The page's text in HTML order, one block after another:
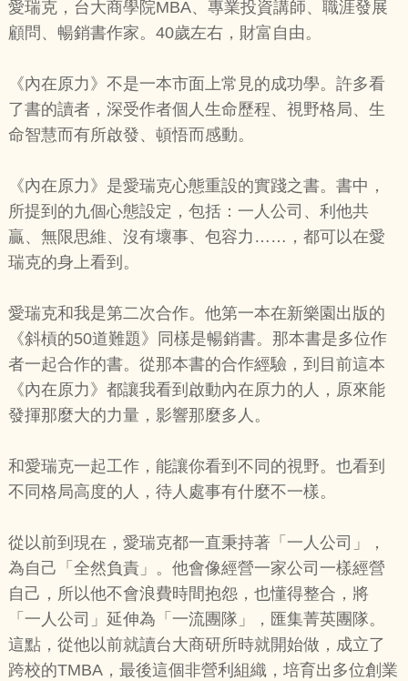
愛瑞克，台大商學院MBA、專業投資講師、職涯發展
顧問、暢銷書作家。40歲左右，財富自由。
《內在原力》不是一本市面上常見的成功學。許多看
了書的讀者，深受作者個人生命歷程、視野格局、生
命智慧而有所啟發、頓悟而感動。
《內在原力》是愛瑞克心態重設的實踐之書。書中，
所提到的九個心態設定，包括：一人公司、利他共
贏、無限思維、沒有壞事、包容力……，都可以在愛
瑞克的身上看到。
愛瑞克和我是第二次合作。他第一本在新樂園出版的
《斜槓的50道難題》同樣是暢銷書。那本書是多位作
者一起合作的書。從那本書的合作經驗，到目前這本
《內在原力》都讓我看到啟動內在原力的人，原來能
發揮那麼大的力量，影響那麼多人。
和愛瑞克一起工作，能讓你看到不同的視野。也看到
不同格局高度的人，待人處事有什麼不一樣。
從以前到現在，愛瑞克都一直秉持著「一人公司」，
為自己「全然負責」。他會像經營一家公司一樣經營
自己，所以他不會浪費時間抱怨，也懂得整合，將
「一人公司」延伸為「一流團隊」，匯集菁英團隊。
這點，從他以前就讀台大商研所時就開始做，成立了
跨校的TMBA，最後這個非營利組織，培育出多位創業